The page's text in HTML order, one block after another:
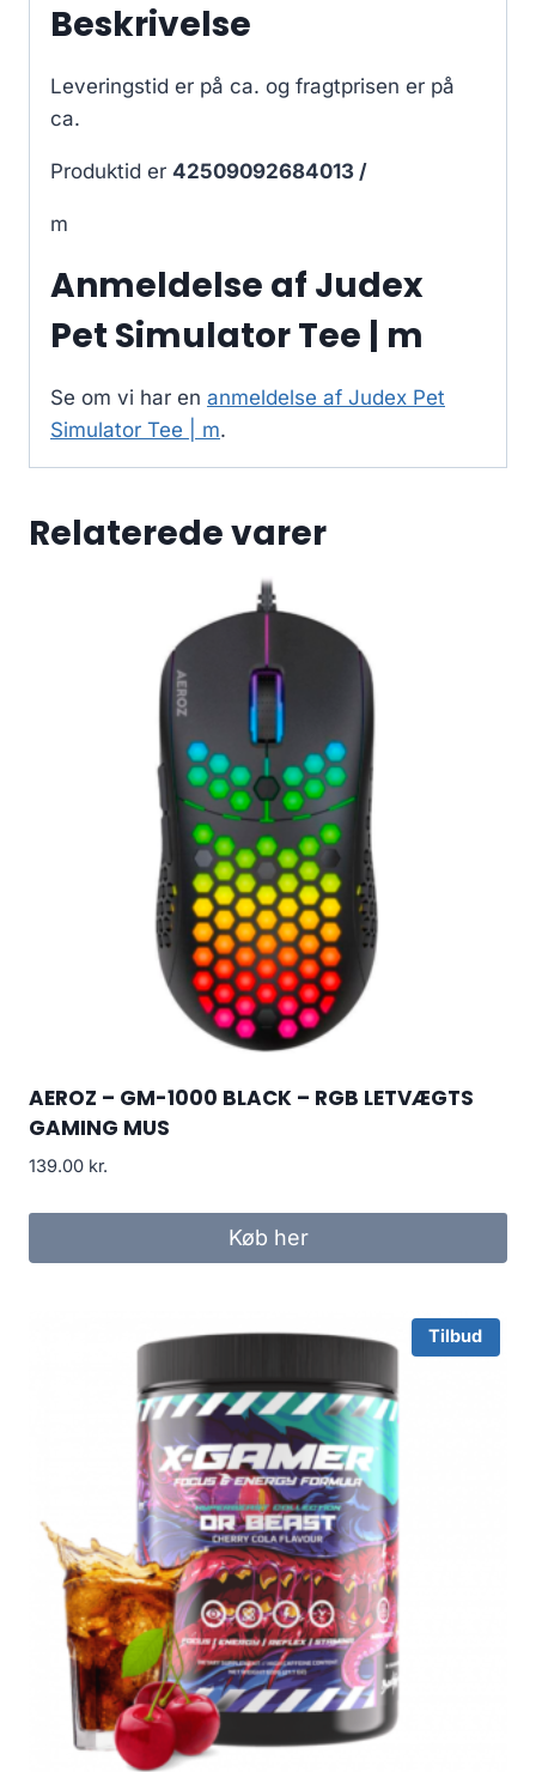
Beskrivelse
Leveringstid er på ca. og fragtprisen er på
ca.
Produktid er 42509092684013 /
m
Anmeldelse af Judex
Pet Simulator Tee | m
Se om vi har en anmeldelse af Judex Pet
Simulator Tee | m.
Relaterede varer
AEROZ – GM-1000 BLACK – RGB LETVÆGTS
GAMING MUS
139.00 kr.
Køb her
Tilbud